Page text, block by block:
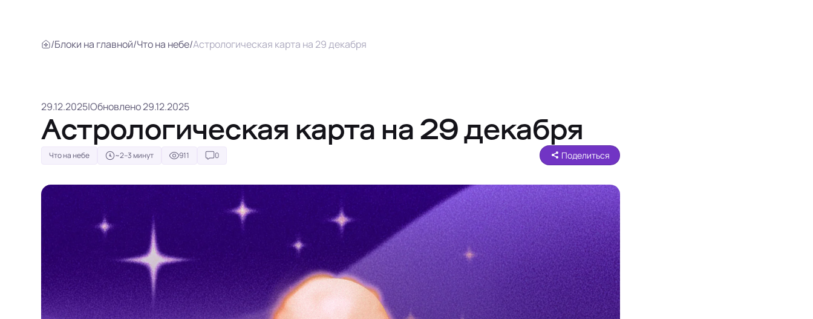
/Блоки на главной/Что на небе/Астрологическая карта на 29 декабря
29.12.2025|Обновлено 29.12.2025
Астрологическая карта на 29 декабря
Что на небе ~2–3 минут 911 0 Поделиться